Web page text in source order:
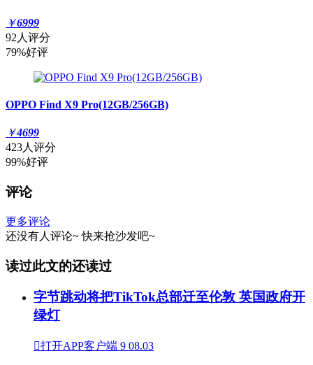
￥6999
92人评分
79%好评
OPPO Find X9 Pro(12GB/256GB)
￥4699
423人评分
99%好评
评论
更多评论
还没有人评论~ 快来抢沙发吧~
读过此文的还读过
字节跳动将把TikTok总部迁至伦敦 英国政府开
绿灯
打开APP客户端 9 08.03